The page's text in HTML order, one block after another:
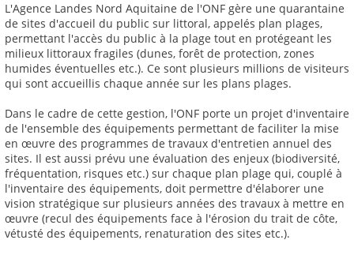
L'Agence Landes Nord Aquitaine de l'ONF gère une quarantaine
de sites d'accueil du public sur littoral, appelés plan plages,
permettant l'accès du public à la plage tout en protégeant les
milieux littoraux fragiles (dunes, forêt de protection, zones
humides éventuelles etc.). Ce sont plusieurs millions de visiteurs
qui sont accueillis chaque année sur les plans plages.
Dans le cadre de cette gestion, l'ONF porte un projet d'inventaire
de l'ensemble des équipements permettant de faciliter la mise
en œuvre des programmes de travaux d'entretien annuel des
sites. Il est aussi prévu une évaluation des enjeux (biodiversité,
fréquentation, risques etc.) sur chaque plan plage qui, couplé à
l'inventaire des équipements, doit permettre d'élaborer une
vision stratégique sur plusieurs années des travaux à mettre en
œuvre (recul des équipements face à l'érosion du trait de côte,
vétusté des équipements, renaturation des sites etc.).